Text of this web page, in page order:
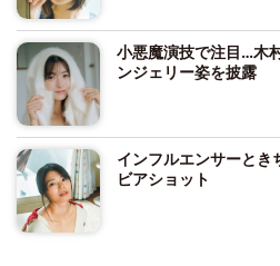
小悪魔演技で注目…木
ンジェリー姿を披露
インフルエンサーとき
ビアショット